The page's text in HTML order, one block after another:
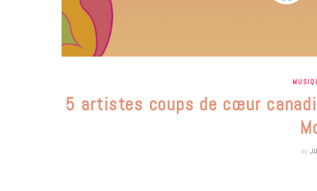
5 artistes coups de cœur
by